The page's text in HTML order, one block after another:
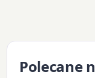
Polecane